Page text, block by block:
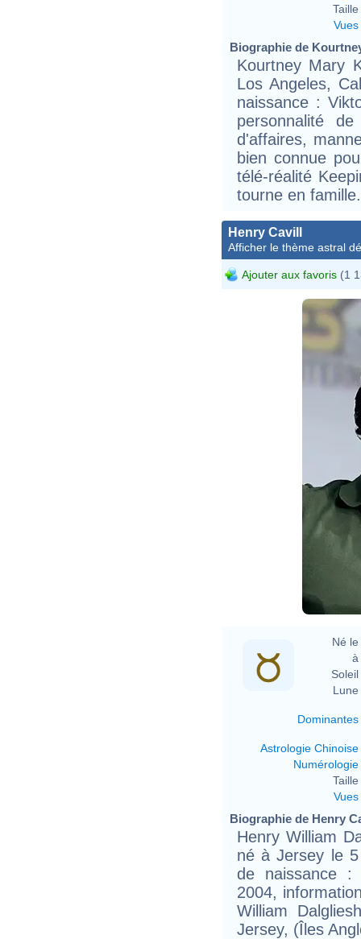
Taille
Vues
Biographie de
Kourtney Mary
Los Angeles,
naissance :
personnalité
d'affaires,
bien connue
télé-réalité
tourne en famille.
Henry Cavill
Afficher le thème astral
Ajouter aux favoris (1
Né le
à
Soleil
Lune
Dominantes
Astrologie Chinoise
Numérologie
Taille
Vues
Biographie de Henry
Henry William
né à Jersey le
de naissance :
2004,
William
Jersey, (Îles